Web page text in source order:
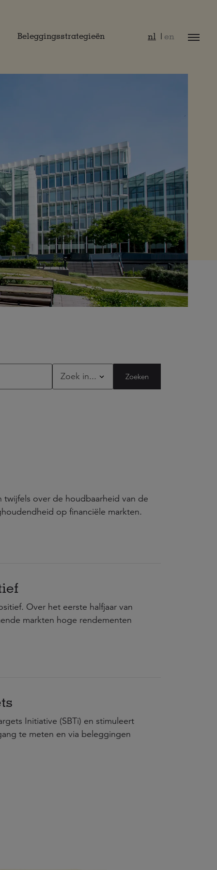
Beleggingsstrategieën nl en
Zoeken
twijfels over de houdbaarheid van de
op financiële markten.
Over het eerste halfjaar van
markten hoge rendementen
Initiative (SBTi) en stimuleert
te meten en via beleggingen